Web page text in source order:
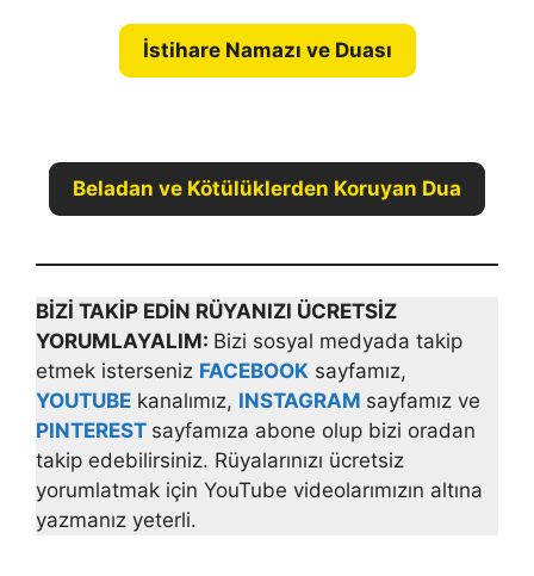
İstihare Namazı ve Duası
Beladan ve Kötülüklerden Koruyan Dua
BİZİ TAKİP EDİN RÜYANIZI ÜCRETSİZ
YORUMLAYALIM: Bizi sosyal medyada takip
etmek isterseniz FACEBOOK sayfamız,
YOUTUBE kanalımız, INSTAGRAM sayfamız ve
PINTEREST sayfamıza abone olup bizi oradan
takip edebilirsiniz. Rüyalarınızı ücretsiz
yorumlatmak için YouTube videolarımızın altına
yazmanız yeterli.